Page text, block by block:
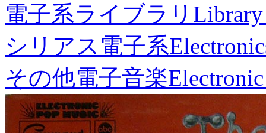
電子系ライブラリ
シリアス電子系
その他電子音楽